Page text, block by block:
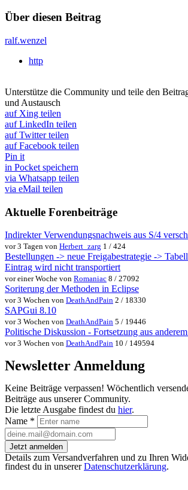
Über diesen Beitrag
ralf.wenzel
http
Unterstütze die Community und teile den
und Austausch
auf Xing teilen
auf LinkedIn teilen
auf Twitter teilen
auf Facebook teilen
Pin it
in Pocket speichern
via Whatsapp teilen
via eMail teilen
Aktuelle Forenbeiträge
Indirekter Verwendungsnachweis aus S/4
vor 3 Tagen von Herbert_zarg 1 / 424
Bestellungen -> neue Freigabestrategie ->
Eintrag wird nicht transportiert
vor einer Woche von Romaniac 8 / 27092
Soriterung der Methoden in Eclipse
vor 3 Wochen von DeathAndPain 2 / 18330
SAPGui 8.10
vor 3 Wochen von DeathAndPain 5 / 19446
Politische Diskussion - Fortsetzung aus
vor 3 Wochen von DeathAndPain 10 / 149594
Newsletter Anmeldung
Keine Beiträge verpassen! Wöchentlich
Beiträge aus unserer Community.
Die letzte Ausgabe findest du hier.
Name *
Jetzt anmelden
Details zum Versandverfahren und zu Ihren
findest du in unsererDatenschutzerklärung.